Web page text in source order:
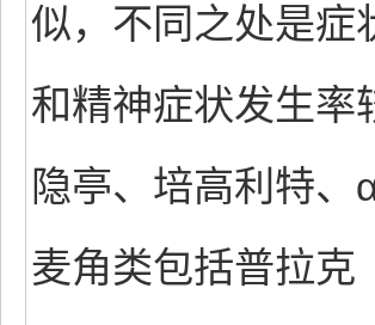
似，不同之处是症
和精神症状发生率
隐亭、培高利特
麦角类包括普拉克